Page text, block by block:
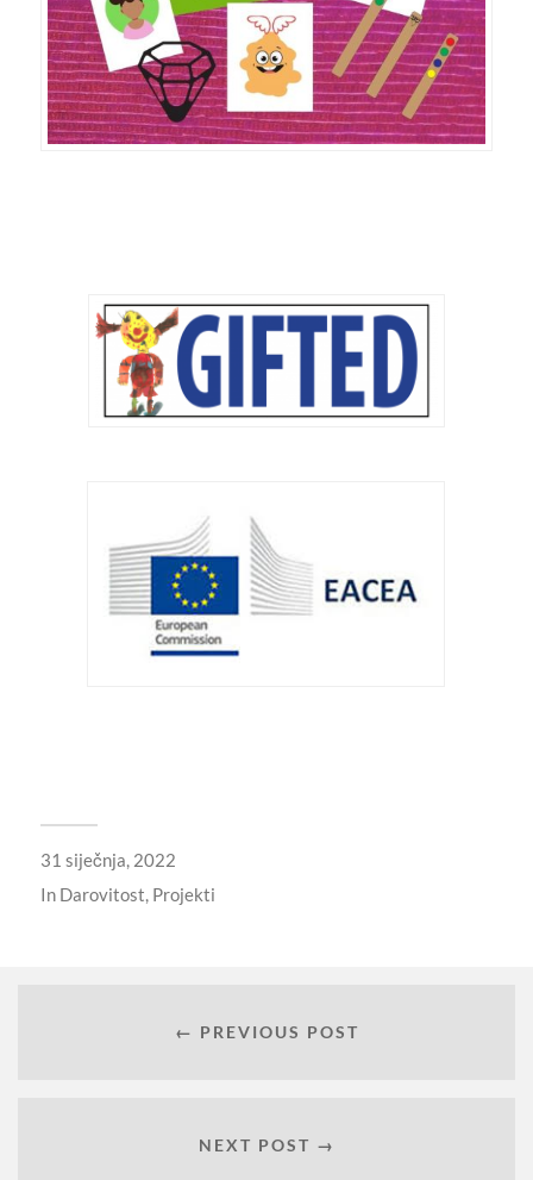
31 siječnja, 2022
In Darovitost, Projekti
← PREVIOUS POST
NEXT POST →